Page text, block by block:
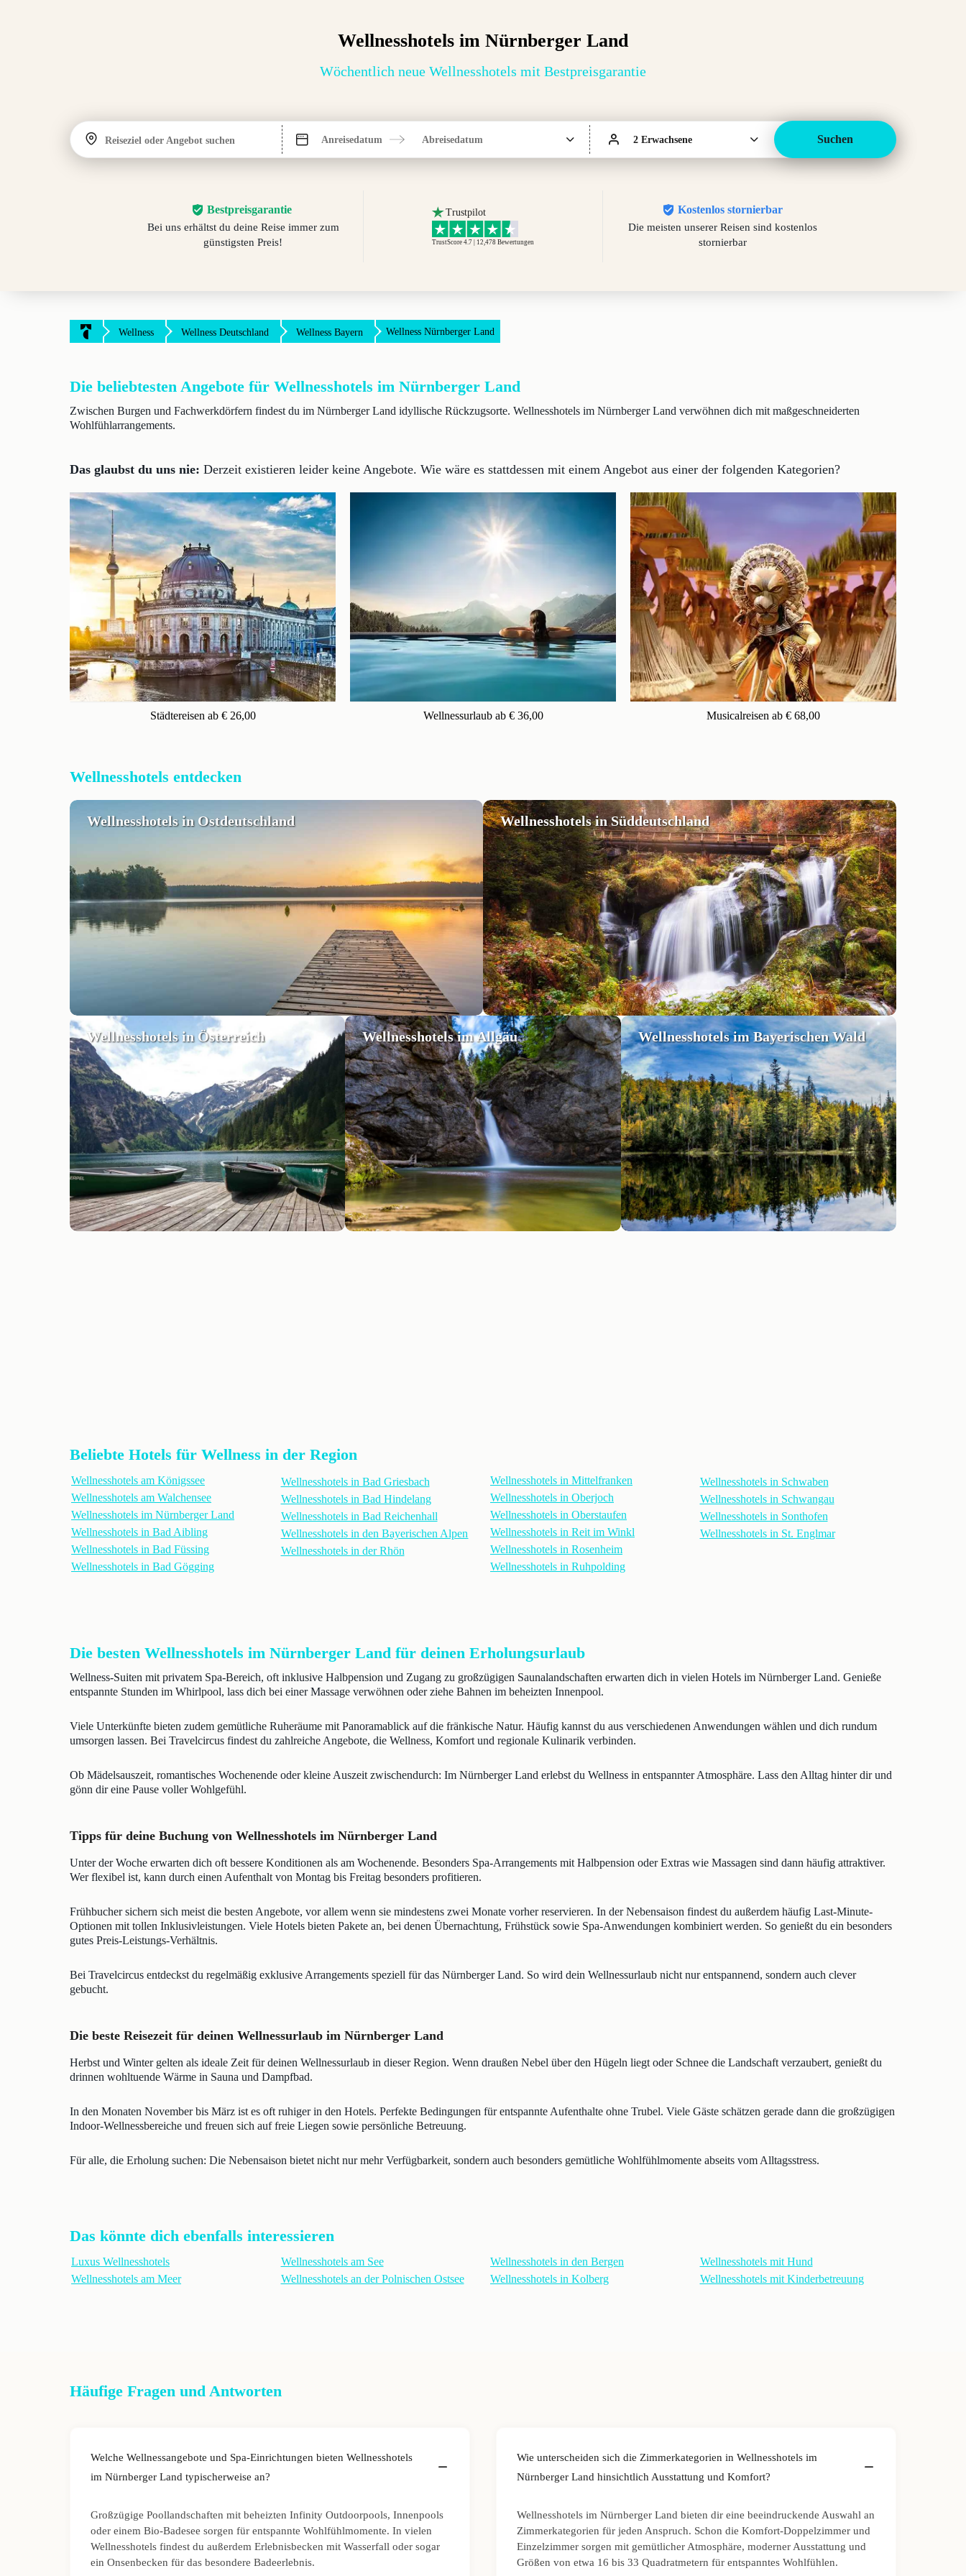
Wellnesshotels im Nürnberger Land
Wöchentlich neue Wellnesshotels mit Bestpreisgarantie
Reiseziel oder Angebot suchen Anreisedatum Abreisedatum 2 Erwachsene Suchen
Bestpreisgarantie
Bei uns erhältst du deine Reise immer zum
günstigsten Preis!
Trustpilot
TrustScore 4.7 | 12,478 Bewertungen
Kostenlos stornierbar
Die meisten unserer Reisen sind kostenlos
stornierbar
Wellness Wellness Deutschland Wellness Bayern Wellness Nürnberger Land
Die beliebtesten Angebote für Wellnesshotels im Nürnberger Land
Zwischen Burgen und Fachwerkdörfern findest du im Nürnberger Land idyllische Rückzugsorte. Wellnesshotels im Nürnberger Land verwöhnen dich mit maßgeschneiderten
Wohlfühlarrangements.
Das glaubst du uns nie: Derzeit existieren leider keine Angebote. Wie wäre es stattdessen mit einem Angebot aus einer der folgenden Kategorien?
Städtereisen ab € 26,00 Wellnessurlaub ab € 36,00 Musicalreisen ab € 68,00
Wellnesshotels entdecken
Wellnesshotels in Ostdeutschland Wellnesshotels in Süddeutschland
Wellnesshotels in Österreich Wellnesshotels im Allgäu Wellnesshotels im Bayerischen Wald
Beliebte Hotels für Wellness in der Region
Wellnesshotels am Königssee
Wellnesshotels am Walchensee
Wellnesshotels im Nürnberger Land
Wellnesshotels in Bad Aibling
Wellnesshotels in Bad Füssing
Wellnesshotels in Bad Gögging
Wellnesshotels in Bad Griesbach
Wellnesshotels in Bad Hindelang
Wellnesshotels in Bad Reichenhall
Wellnesshotels in den Bayerischen Alpen
Wellnesshotels in der Rhön
Wellnesshotels in Mittelfranken
Wellnesshotels in Oberjoch
Wellnesshotels in Oberstaufen
Wellnesshotels in Reit im Winkl
Wellnesshotels in Rosenheim
Wellnesshotels in Ruhpolding
Wellnesshotels in Schwaben
Wellnesshotels in Schwangau
Wellnesshotels in Sonthofen
Wellnesshotels in St. Englmar
Die besten Wellnesshotels im Nürnberger Land für deinen Erholungsurlaub
Wellness-Suiten mit privatem Spa-Bereich, oft inklusive Halbpension und Zugang zu großzügigen Saunalandschaften erwarten dich in vielen Hotels im Nürnberger Land. Genieße
entspannte Stunden im Whirlpool, lass dich bei einer Massage verwöhnen oder ziehe Bahnen im beheizten Innenpool.
Viele Unterkünfte bieten zudem gemütliche Ruheräume mit Panoramablick auf die fränkische Natur. Häufig kannst du aus verschiedenen Anwendungen wählen und dich rundum
umsorgen lassen. Bei Travelcircus findest du zahlreiche Angebote, die Wellness, Komfort und regionale Kulinarik verbinden.
Ob Mädelsauszeit, romantisches Wochenende oder kleine Auszeit zwischendurch: Im Nürnberger Land erlebst du Wellness in entspannter Atmosphäre. Lass den Alltag hinter dir und
gönn dir eine Pause voller Wohlgefühl.
Tipps für deine Buchung von Wellnesshotels im Nürnberger Land
Unter der Woche erwarten dich oft bessere Konditionen als am Wochenende. Besonders Spa-Arrangements mit Halbpension oder Extras wie Massagen sind dann häufig attraktiver.
Wer flexibel ist, kann durch einen Aufenthalt von Montag bis Freitag besonders profitieren.
Frühbucher sichern sich meist die besten Angebote, vor allem wenn sie mindestens zwei Monate vorher reservieren. In der Nebensaison findest du außerdem häufig Last-Minute-
Optionen mit tollen Inklusivleistungen. Viele Hotels bieten Pakete an, bei denen Übernachtung, Frühstück sowie Spa-Anwendungen kombiniert werden. So genießt du ein besonders
gutes Preis-Leistungs-Verhältnis.
Bei Travelcircus entdeckst du regelmäßig exklusive Arrangements speziell für das Nürnberger Land. So wird dein Wellnessurlaub nicht nur entspannend, sondern auch clever
gebucht.
Die beste Reisezeit für deinen Wellnessurlaub im Nürnberger Land
Herbst und Winter gelten als ideale Zeit für deinen Wellnessurlaub in dieser Region. Wenn draußen Nebel über den Hügeln liegt oder Schnee die Landschaft verzaubert, genießt du
drinnen wohltuende Wärme in Sauna und Dampfbad.
In den Monaten November bis März ist es oft ruhiger in den Hotels. Perfekte Bedingungen für entspannte Aufenthalte ohne Trubel. Viele Gäste schätzen gerade dann die großzügigen
Indoor-Wellnessbereiche und freuen sich auf freie Liegen sowie persönliche Betreuung.
Für alle, die Erholung suchen: Die Nebensaison bietet nicht nur mehr Verfügbarkeit, sondern auch besonders gemütliche Wohlfühlmomente abseits vom Alltagsstress.
Das könnte dich ebenfalls interessieren
Luxus Wellnesshotels
Wellnesshotels am Meer
Wellnesshotels am See
Wellnesshotels an der Polnischen Ostsee
Wellnesshotels in den Bergen
Wellnesshotels in Kolberg
Wellnesshotels mit Hund
Wellnesshotels mit Kinderbetreuung
Häufige Fragen und Antworten
Welche Wellnessangebote und Spa-Einrichtungen bieten Wellnesshotels
im Nürnberger Land typischerweise an?
Großzügige Poollandschaften mit beheizten Infinity Outdoorpools, Innenpools
oder einem Bio-Badesee sorgen für entspannte Wohlfühlmomente. In vielen
Wellnesshotels findest du außerdem Erlebnisbecken mit Wasserfall oder sogar
ein Onsenbecken für das besondere Badeerlebnis.
Wie unterscheiden sich die Zimmerkategorien in Wellnesshotels im
Nürnberger Land hinsichtlich Ausstattung und Komfort?
Wellnesshotels im Nürnberger Land bieten dir eine beeindruckende Auswahl an
Zimmerkategorien für jeden Anspruch. Schon die Komfort-Doppelzimmer und
Einzelzimmer sorgen mit gemütlicher Atmosphäre, moderner Ausstattung und
Größen von etwa 16 bis 33 Quadratmetern für entspanntes Wohlfühlen.